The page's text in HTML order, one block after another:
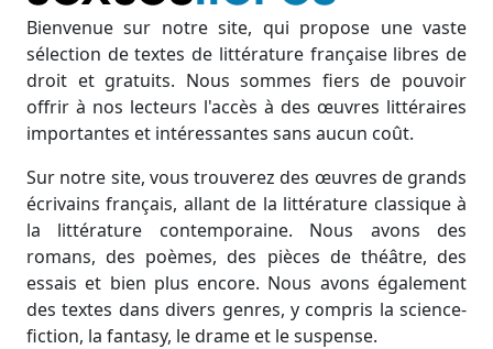
Bienvenue sur notre site, qui propose une vaste
sélection de textes de littérature française libres de
droit et gratuits. Nous sommes fiers de pouvoir
offrir à nos lecteurs l'accès à des œuvres littéraires
importantes et intéressantes sans aucun coût.
Sur notre site, vous trouverez des œuvres de grands
écrivains français, allant de la littérature classique à
la littérature contemporaine. Nous avons des
romans, des poèmes, des pièces de théâtre, des
essais et bien plus encore. Nous avons également
des textes dans divers genres, y compris la science-
fiction, la fantasy, le drame et le suspense.